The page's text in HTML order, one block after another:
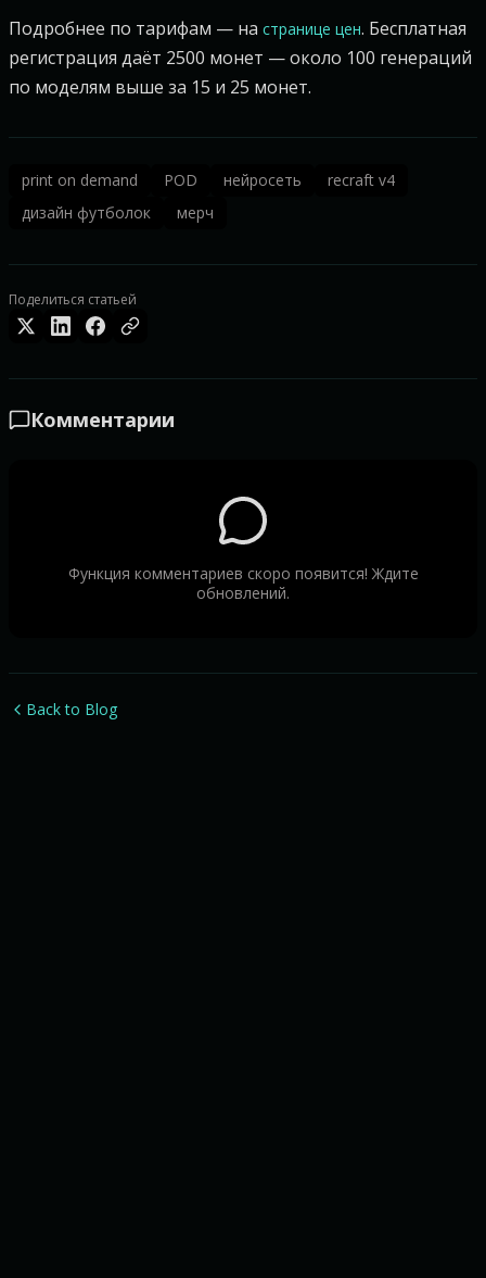
Подробнее по тарифам — на странице цен. Бесплатная
регистрация даёт 2500 монет — около 100 генераций
по моделям выше за 15 и 25 монет.
print on demand POD нейросеть
recraft v4
дизайн футболок
мерч
Поделиться статьей
Комментарии
Функция комментариев скоро появится! Ждите
обновлений.
Back to Blog